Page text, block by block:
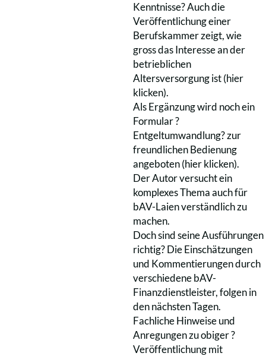
Kenntnisse? Auch die
Veröffentlichung einer
Berufskammer zeigt, wie
gross das Interesse an der
betrieblichen
Altersversorgung ist (hier
klicken).
Als Ergänzung wird noch ein
Formular ?
Entgeltumwandlung? zur
freundlichen Bedienung
angeboten (hier klicken).
Der Autor versucht ein
komplexes Thema auch für
bAV-Laien verständlich zu
machen.
Doch sind seine Ausführungen
richtig? Die Einschätzungen
und Kommentierungen durch
verschiedene bAV-
Finanzdienstleister, folgen in
den nächsten Tagen.
Fachliche Hinweise und
Anregungen zu obiger ?
Veröffentlichung mit